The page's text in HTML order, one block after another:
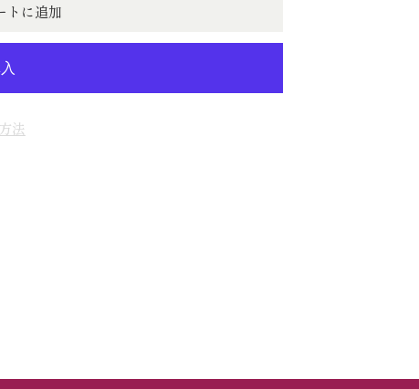
トに追加
法